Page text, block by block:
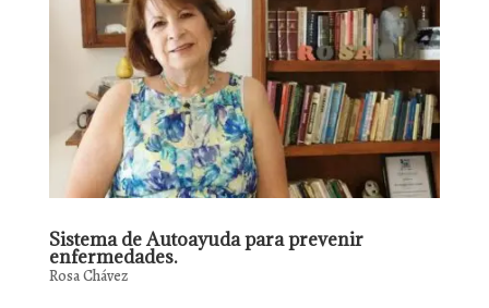
Sistema de Autoayuda para prevenir
enfermedades.
Rosa Chávez